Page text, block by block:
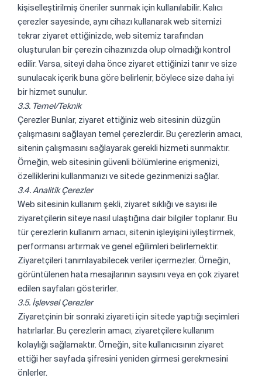
kişiselleştirilmiş öneriler sunmak için kullanılabilir. Kalıcı
çerezler sayesinde, aynı cihazı kullanarak web sitemizi
tekrar ziyaret ettiğinizde, web sitemiz tarafından
oluşturulan bir çerezin cihazınızda olup olmadığı kontrol
edilir. Varsa, siteyi daha önce ziyaret ettiğinizi tanır ve size
sunulacak içerik buna göre belirlenir, böylece size daha iyi
bir hizmet sunulur.
3.3. Temel/Teknik
Çerezler Bunlar, ziyaret ettiğiniz web sitesinin düzgün
çalışmasını sağlayan temel çerezlerdir. Bu çerezlerin amacı,
sitenin çalışmasını sağlayarak gerekli hizmeti sunmaktır.
Örneğin, web sitesinin güvenli bölümlerine erişmenizi,
özelliklerini kullanmanızı ve sitede gezinmenizi sağlar.
3.4. Analitik Çerezler
Web sitesinin kullanım şekli, ziyaret sıklığı ve sayısı ile
ziyaretçilerin siteye nasıl ulaştığına dair bilgiler toplanır. Bu
tür çerezlerin kullanım amacı, sitenin işleyişini iyileştirmek,
performansı artırmak ve genel eğilimleri belirlemektir.
Ziyaretçileri tanımlayabilecek veriler içermezler. Örneğin,
görüntülenen hata mesajlarının sayısını veya en çok ziyaret
edilen sayfaları gösterirler.
3.5. İşlevsel Çerezler
Ziyaretçinin bir sonraki ziyareti için sitede yaptığı seçimleri
hatırlarlar. Bu çerezlerin amacı, ziyaretçilere kullanım
kolaylığı sağlamaktır. Örneğin, site kullanıcısının ziyaret
ettiği her sayfada şifresini yeniden girmesi gerekmesini
önlerler.